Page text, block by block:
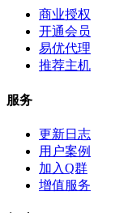
商业授权
开通会员
易优代理
推荐主机
服务
更新日志
用户案例
加入Q群
增值服务